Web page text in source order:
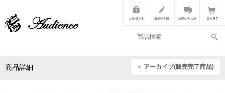
商品詳細 アーカイブ(販売完了商品)